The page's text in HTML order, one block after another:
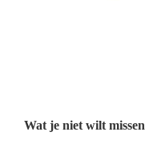
Wat je niet wilt missen